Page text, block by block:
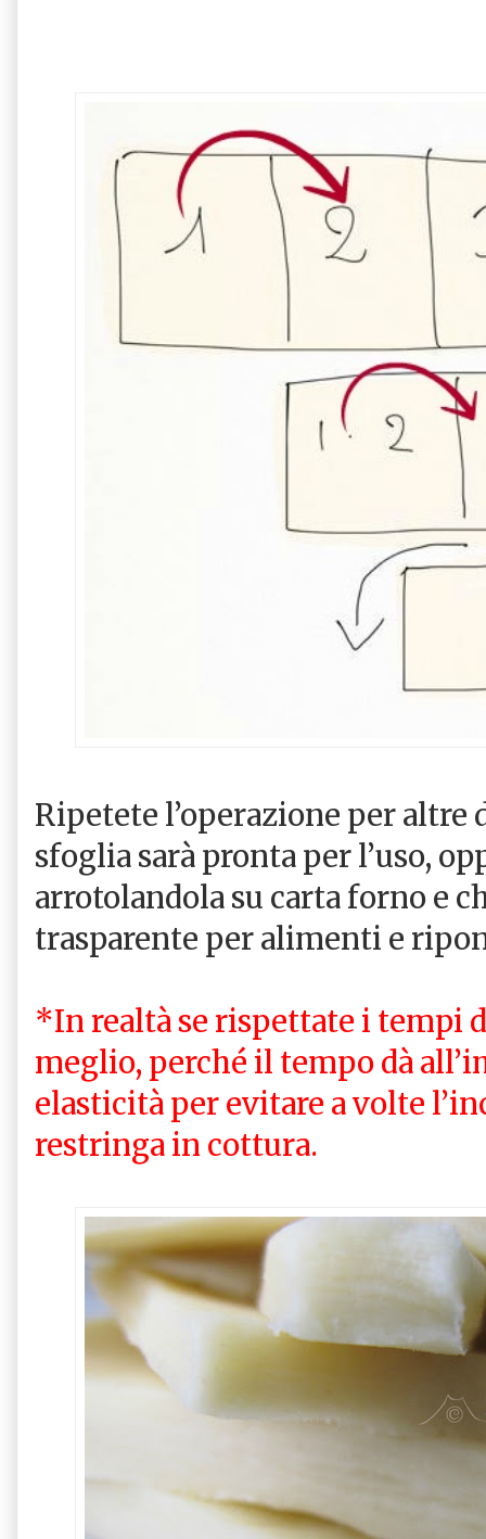
Ripetete l’operazione per altre
sfoglia sarà pronta per l’uso,
arrotolandola su carta forno e
trasparente per alimenti e
*In realtà se rispettate i tempi
meglio, perché il tempo dà
elasticità per evitare a volte
restringa in cottura.